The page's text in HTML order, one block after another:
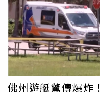
約，讓小S聽完哭笑不得
意見我？」瞬間逗樂全
鬼」，王彩樺淚灑現場
美，這是妳的臉，妳想
（圖／東森提供）近期
人，特別穿上性感戰袍
不喜歡穿胸罩的女生，為
佛州遊艇驚傳爆炸